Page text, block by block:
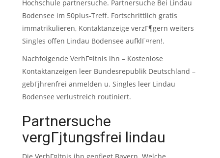
Hochschule partnersuche. Partnersuche Bei Lindau
Bodensee im 50plus-Treff. Fortschrittlich gratis
immatrikulieren, Kontaktanzeige verzГ¶gern weiters
Singles offen Lindau Bodensee aufklГ¤ren!.
Nachfolgende VerhГ¤ltnis ihn – Kostenlose
Kontaktanzeigen leer Bundesrepublik Deutschland –
gebГјhrenfrei anmelden u. Singles leer Lindau
Bodensee verlustreich routiniert.
Partnersuche
vergГјtungsfrei lindau